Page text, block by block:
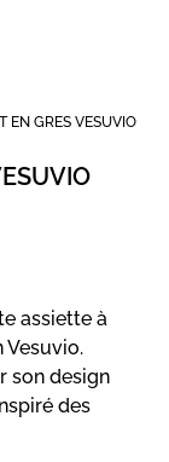
EN GRES VESUVIO
assiette à
son design
des